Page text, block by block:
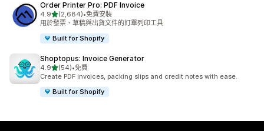
Order Printer Pro: PDF Invoice
4.9滿分 5 顆星
(2,684)
共有 2684 則評價
•免費安裝
用於發票、草稿與出貨文件的訂單列印工具
Built for Shopify
Shoptopus: Invoice Generator
4.9滿分 5 顆星
(54)
共有 54 則評價
•免費
Create PDF invoices, packing slips and credit notes with ease.
Built for Shopify